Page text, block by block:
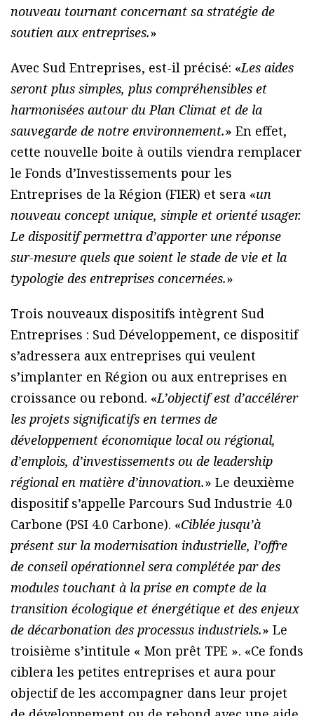
nouveau tournant concernant sa stratégie de
soutien aux entreprises.»
Avec Sud Entreprises, est-il précisé: «Les aides
seront plus simples, plus compréhensibles et
harmonisées autour du Plan Climat et de la
sauvegarde de notre environnement.» En effet,
cette nouvelle boite à outils viendra remplacer
le Fonds d’Investissements pour les
Entreprises de la Région (FIER) et sera «un
nouveau concept unique, simple et orienté usager.
Le dispositif permettra d’apporter une réponse
sur-mesure quels que soient le stade de vie et la
typologie des entreprises concernées.»
Trois nouveaux dispositifs intègrent Sud
Entreprises : Sud Développement, ce dispositif
s’adressera aux entreprises qui veulent
s’implanter en Région ou aux entreprises en
croissance ou rebond. «L’objectif est d’accélérer
les projets significatifs en termes de
développement économique local ou régional,
d’emplois, d’investissements ou de leadership
régional en matière d’innovation.» Le deuxième
dispositif s’appelle Parcours Sud Industrie 4.0
Carbone (PSI 4.0 Carbone). «Ciblée jusqu’à
présent sur la modernisation industrielle, l’offre
de conseil opérationnel sera complétée par des
modules touchant à la prise en compte de la
transition écologique et énergétique et des enjeux
de décarbonation des processus industriels.» Le
troisième s’intitule « Mon prêt TPE ». «Ce fonds
ciblera les petites entreprises et aura pour
objectif de les accompagner dans leur projet